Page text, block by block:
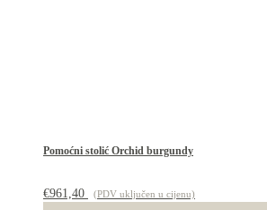
Pomoćni stolić Orchid burgundy
€961,40 (PDV uključen u cijenu)